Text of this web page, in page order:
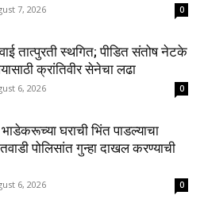
7, 2026 0
तात्पुरती स्थगित; पीडित संतोष नेटके
क्रांतिवीर सेनेचा लढा
6, 2026 0
भाडेकरूच्या घराची भिंत पाडल्याचा
पोलिसांत गुन्हा दाखल करण्याची
6, 2026 0